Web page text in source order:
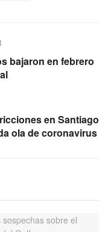
bajaron en febrero
en Santiago
ola de coronavirus